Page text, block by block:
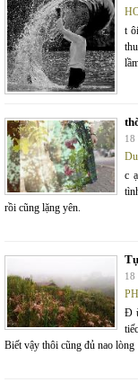
t
18
c
rồi cũng lặng yên.
18
Đ
Biết vậy thôi cũng đủ nao lòng